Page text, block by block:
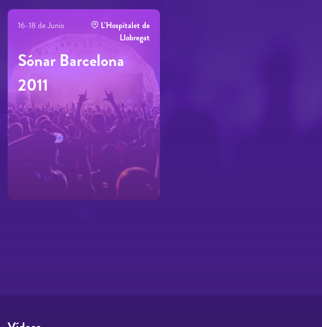
16-18 de Junio
L'Hospitalet de
Llobregat
Sónar Barcelona
2011